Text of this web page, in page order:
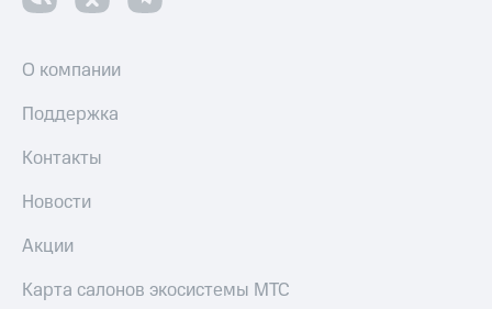
О компании
Поддержка
Контакты
Новости
Акции
Карта салонов экосистемы МТС